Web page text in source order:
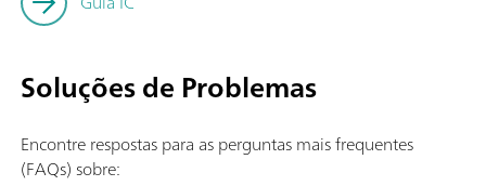
Soluções de Problemas
Encontre respostas para as perguntas mais frequentes
(FAQs) sobre: